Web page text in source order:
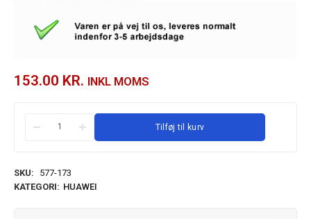
153.00 KR. INKL MOMS
Tilføj til kurv
SKU:
577-173
KATEGORI: HUAWEI